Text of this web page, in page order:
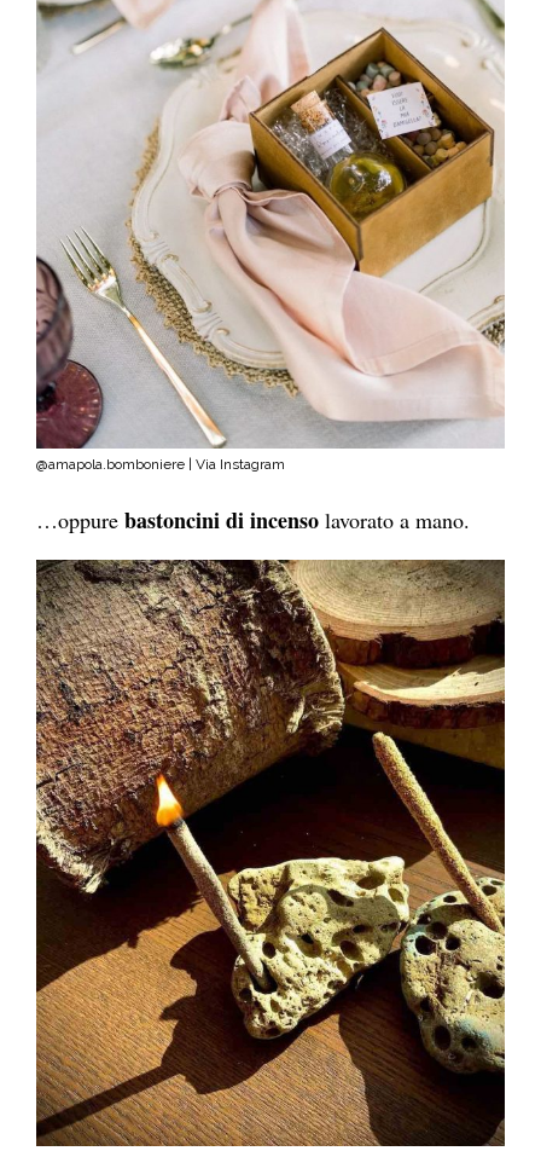
@amapola.bomboniere | Via Instagram
…oppure bastoncini di incenso lavorato a mano.